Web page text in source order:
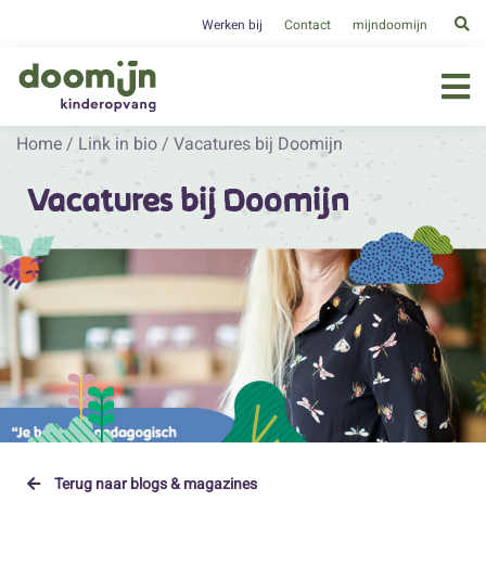
Werken bij Contact mijndoomijn
Home / Link in bio / Vacatures bij Doomijn
Vacatures bij Doomijn
Terug naar blogs & magazines